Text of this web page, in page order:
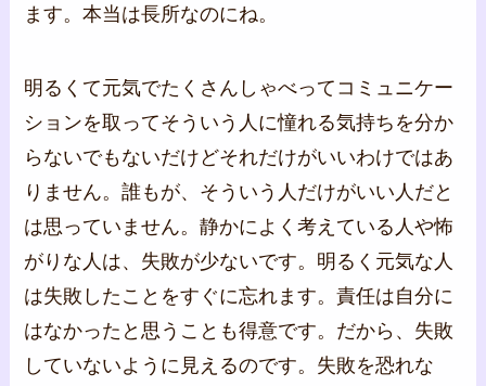
ます。本当は長所なのにね。
明るくて元気でたくさんしゃべってコミュニケー
ションを取ってそういう人に憧れる気持ちを分か
らないでもないだけどそれだけがいいわけではあ
りません。誰もが、そういう人だけがいい人だと
は思っていません。静かによく考えている人や怖
がりな人は、失敗が少ないです。明るく元気な人
は失敗したことをすぐに忘れます。責任は自分に
はなかったと思うことも得意です。だから、失敗
していないように見えるのです。失敗を恐れな